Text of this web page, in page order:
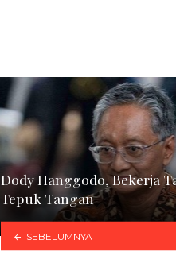
Dody Hanggodo, Bekerja
Tepuk Tangan
SEBELUMNYA